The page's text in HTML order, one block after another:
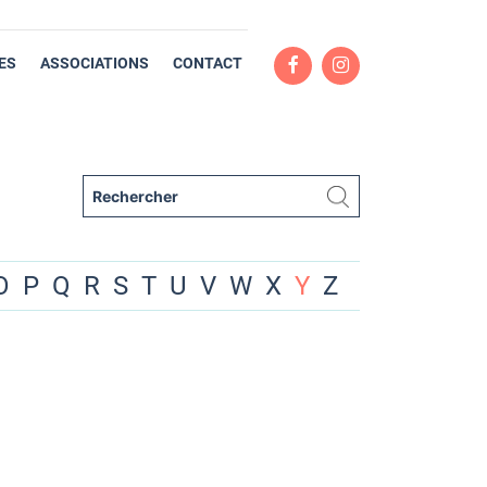
ASSOCIATIONS CONTACT
P Q R S T U V W X Y Z